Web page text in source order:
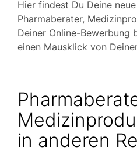
Hier findest Du Deine
Pharmaberater,
Deiner Online-Bewerbung
einen Mausklick von
in anderen